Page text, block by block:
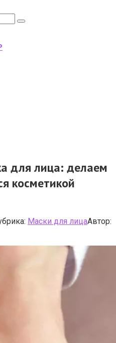
для лица: делаем
косметикой
Маски для лицаАвтор: